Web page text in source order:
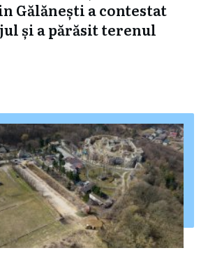
Gălănești a contestat
și a părăsit terenul